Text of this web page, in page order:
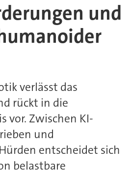
und
verlässt das
rückt in die
vor. Zwischen KI-
und
entscheidet sich
belastbare